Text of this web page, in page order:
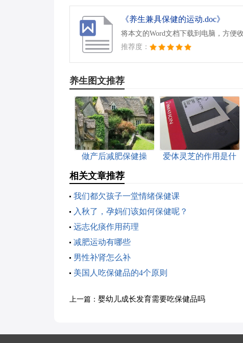
《养生兼具保健的运动.doc》
将本文的Word文档下载到电脑，方便
推荐度：
养生图文推荐
做产后减肥保健操
爱体灵芝的作用是什
相关文章推荐
我们都欠孩子一堂情绪保健课
入秋了，孕妈们该如何保健呢？
远志化痰作用药理
减肥运动有哪些
男性补肾怎么补
美国人吃保健品的4个原则
上一篇： 婴幼儿成长发育需要吃保健品吗